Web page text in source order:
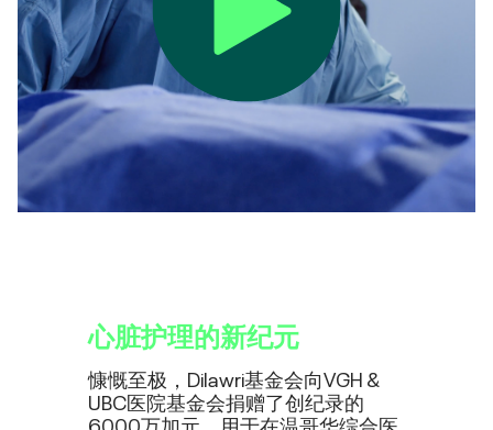
心脏护理的新纪元
慷慨至极，Dilawri基金会向VGH &
UBC医院基金会捐赠了创纪录的
6000万加元，用于在温哥华综合医